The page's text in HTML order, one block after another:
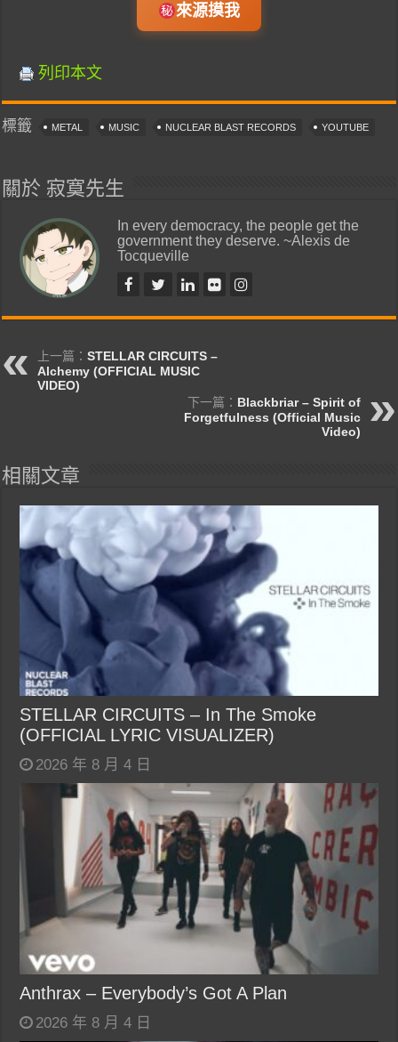
來源摸我
列印本文
標籤 METAL MUSIC NUCLEAR BLAST RECORDS YOUTUBE
關於 寂寞先生
In every democracy, the people get the
government they deserve. ~Alexis de
Tocqueville
上一篇：STELLAR CIRCUITS –
Alchemy (OFFICIAL MUSIC
VIDEO)
下一篇： Blackbriar – Spirit of
Forgetfulness (Official Music
Video)
相關文章
STELLAR CIRCUITS – In The Smoke
(OFFICIAL LYRIC VISUALIZER)
2026 年 8 月 4 日
Anthrax – Everybody’s Got A Plan
2026 年 8 月 4 日